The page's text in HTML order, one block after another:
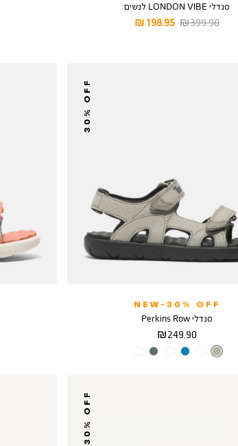
סנדלי LONDON VIBE לנשים
מחיר
198.95 ₪
מחיר
399.90 ₪
30% OFF
NEW-30% OFF
סנדלי Perkins Row
מחיר
מוצר
249.90 ₪
LIGHT
30% OFF